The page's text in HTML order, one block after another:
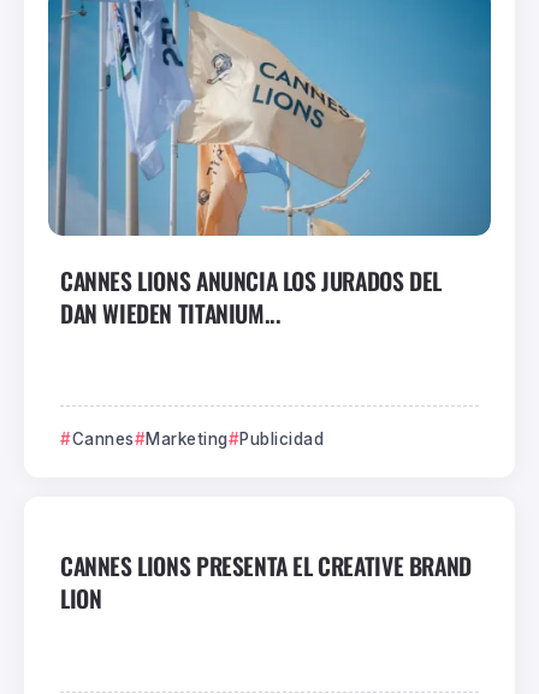
CANNES LIONS ANUNCIA LOS JURADOS DEL
DAN WIEDEN TITANIUM...
Cannes Marketing Publicidad
CANNES LIONS PRESENTA EL CREATIVE BRAND
LION